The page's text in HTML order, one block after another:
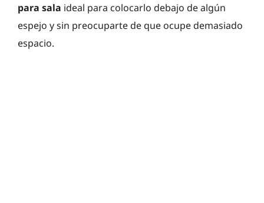
para sala ideal para colocarlo debajo de algún
espejo y sin preocuparte de que ocupe demasiado
espacio.